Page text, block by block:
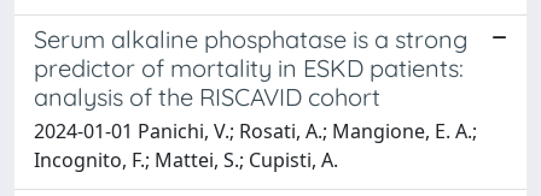
Serum alkaline phosphatase is a strong
predictor of mortality in ESKD patients:
analysis of the RISCAVID cohort
2024-01-01 Panichi, V.; Rosati, A.; Mangione, E. A.;
Incognito, F.; Mattei, S.; Cupisti, A.